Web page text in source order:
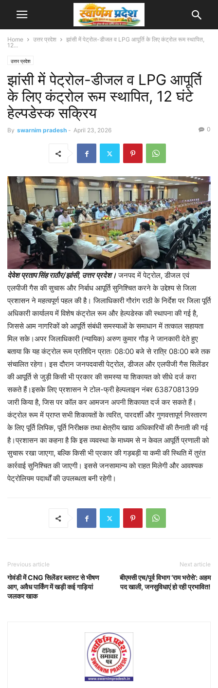
Home उत्तर प्रदेश
झांसी में पेट्रोल-डीजल व LPG आपूर्ति के लिए कंट्रोल रूम स्थापित,
12...
उत्तर प्रदेश
झांसी में पेट्रोल-डीजल व LPG आपूर्ति
के लिए कंट्रोल रूम स्थापित, 12 घंटे
हेल्पडेस्क सक्रिय
By swarnim pradesh - April 23, 2026 0
देवेश प्रताप सिंह राठौर/झांसी, उत्तर प्रदेश।जनपद में पेट्रोल, डीजल एवं
एलपीजी गैस की सुचारू और निर्बाध आपूर्ति सुनिश्चित करने के उद्देश्य से जिला
प्रशासन ने महत्वपूर्ण पहल की है। जिलाधिकारी गौरांग राठी के निर्देश पर जिला पूर्ति
अधिकारी कार्यालय में विशेष कंट्रोल रूम और हेल्पडेस्क की स्थापना की गई है,
जिससे आम नागरिकों को आपूर्ति संबंधी समस्याओं के समाधान में तत्काल सहायता
मिल सके।अपर जिलाधिकारी (न्यायिक) अरुण कुमार गौड़ ने जानकारी देते हुए
बताया कि यह कंट्रोल रूम प्रतिदिन प्रातः 08:00 बजे से रात्रि 08:00 बजे तक
संचालित रहेगा। इस दौरान जनपदवासी पेट्रोल, डीजल और एलपीजी गैस सिलेंडर
की आपूर्ति से जुड़ी किसी भी प्रकार की समस्या या शिकायत को सीधे दर्ज करा
सकते हैं।इसके लिए प्रशासन ने टोल-फ्री हेल्पलाइन नंबर 6387081399
जारी किया है, जिस पर कॉल कर आमजन अपनी शिकायत दर्ज कर सकते हैं।
कंट्रोल रूम में प्राप्त सभी शिकायतों के त्वरित, पारदर्शी और गुणवत्तापूर्ण निस्तारण
के लिए पूर्ति लिपिक, पूर्ति निरीक्षक तथा क्षेत्रीय खाद्य अधिकारियों की तैनाती की गई
है।प्रशासन का कहना है कि इस व्यवस्था के माध्यम से न केवल आपूर्ति प्रणाली को
सुचारू रखा जाएगा, बल्कि किसी भी प्रकार की गड़बड़ी या कमी की स्थिति में तुरंत
कार्रवाई सुनिश्चित की जाएगी। इससे जनसामान्य को राहत मिलेगी और आवश्यक
पेट्रोलियम पदार्थों की उपलब्धता बनी रहेगी।
Previous article
गोवंडी में CNG सिलेंडर ब्लास्ट से भीषण
आग, अवैध पार्किंग में खड़ी कई गाड़ियां
जलकर खाक
Next article
बीएमसी एच/पूर्व विभाग ‘राम भरोसे’: अहम
पद खाली, जनसुविधाएं हो रही प्रभावित!